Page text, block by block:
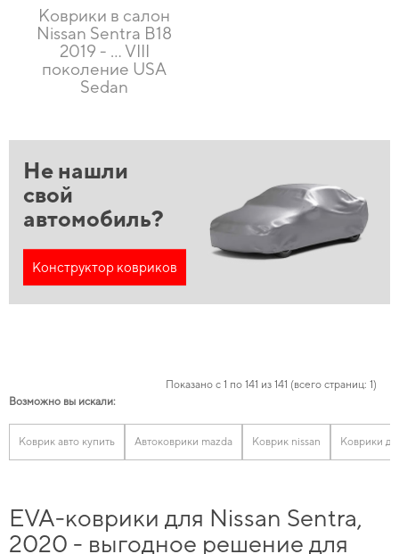
Коврики в салон
Nissan Sentra B18
2019 - … VIII
поколение USA
Sedan
Не нашли
свой
автомобиль?
Конструктор ковриков
Показано с 1 по 141 из 141 (всего страниц: 1)
Возможно вы искали:
Коврик авто купить Автоковрики mazda Коврик nissan Коврики
EVA-коврики для Nissan Sentra,
2020 - выгодное решение для